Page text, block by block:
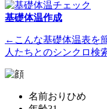
基礎体温作成
←こんな基礎体温表を
人たちとのシンクロ検
名前おりひめ